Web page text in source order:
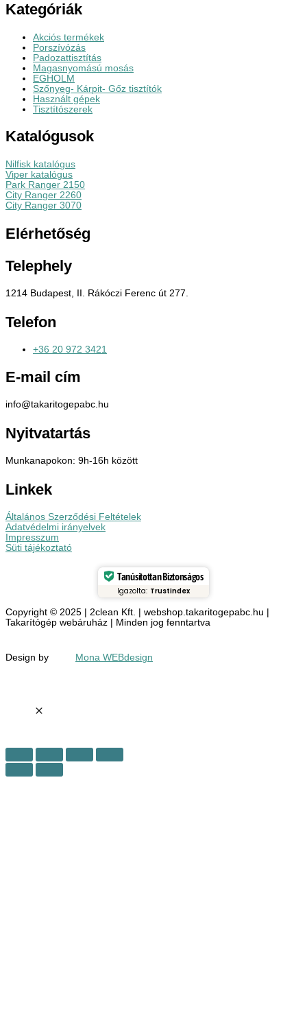
Kategóriák
Akciós termékek
Porszívózás
Padozattisztítás
Magasnyomású mosás
EGHOLM
Szőnyeg- Kárpit- Gőz tisztítók
Használt gépek
Tisztítószerek
Katalógusok
Nilfisk katalógus
Viper katalógus
Park Ranger 2150
City Ranger 2260
City Ranger 3070
Elérhetőség
Telephely
1214 Budapest, II. Rákóczi Ferenc út 277.
Telefon
+36 20 972 3421
E-mail cím
info@takaritogepabc.hu
Nyitvatartás
Munkanapokon: 9h-16h között
Linkek
Általános Szerződési Feltételek
Adatvédelmi irányelvek
Impresszum
Süti tájékoztató
Tanúsítottan Biztonságos
Igazolta: Trustindex
Copyright © 2025 | 2clean Kft. | webshop.takaritogepabc.hu |
Takarítógép webáruház | Minden jog fenntartva
Design by Mona WEBdesign